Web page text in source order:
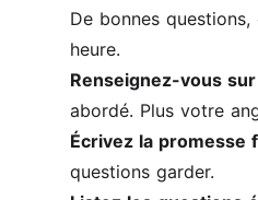
De bonnes
heure.
Renseignez-vous
abordé. Plus votre
Écrivez la promesse
questions garder.